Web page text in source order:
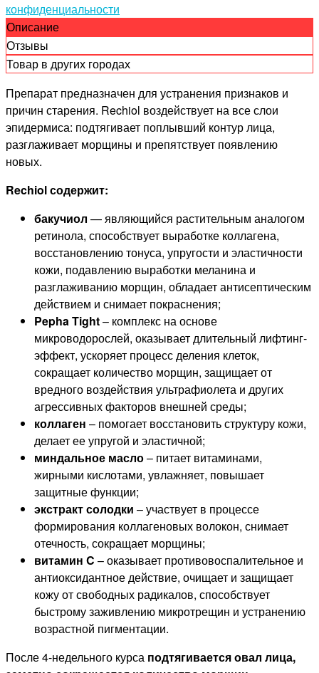
конфиденциальности
Описание
Отзывы
Товар в других городах
Препарат предназначен для устранения признаков и
причин старения. Rechiol воздействует на все слои
эпидермиса: подтягивает поплывший контур лица,
разглаживает морщины и препятствует появлению
новых.
Rechiol содержит:
бакучиол — являющийся растительным аналогом
ретинола, способствует выработке коллагена,
восстановлению тонуса, упругости и эластичности
кожи, подавлению выработки меланина и
разглаживанию морщин, обладает антисептическим
действием и снимает покраснения;
Pepha Tight– комплекс на основе
микроводорослей, оказывает длительный лифтинг-
эффект, ускоряет процесс деления клеток,
сокращает количество морщин, защищает от
вредного воздействия ультрафиолета и других
агрессивных факторов внешней среды;
коллаген – помогает восстановить структуру кожи,
делает ее упругой и эластичной;
миндальное масло– питает витаминами,
жирными кислотами, увлажняет, повышает
защитные функции;
экстракт солодки – участвует в процессе
формирования коллагеновых волокон, снимает
отечность, сокращает морщины;
витамин C – оказывает противовоспалительное и
антиоксидантное действие, очищает и защищает
кожу от свободных радикалов, способствует
быстрому заживлению микротрещин и устранению
возрастной пигментации.
После 4-недельного курса подтягивается овал лица,